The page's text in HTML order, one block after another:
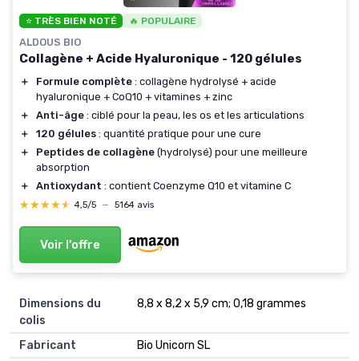
⭐ TRÈS BIEN NOTÉ 🔥 POPULAIRE
ALDOUS BIO
Collagène + Acide Hyaluronique - 120 gélules
＋ Formule complète : collagène hydrolysé + acide
hyaluronique + CoQ10 + vitamines + zinc
＋
Anti-âge : ciblé pour la peau, les os et les articulations
＋
120 gélules : quantité pratique pour une cure
＋
Peptides de collagène (hydrolysé) pour une meilleure
absorption
＋
Antioxydant : contient Coenzyme Q10 et vitamine C
★★★★★
★★★★★ 4,5/5 — 5164 avis
Voir l'offre
Dimensions du
colis
8,8 x 8,2 x 5,9 cm; 0,18 grammes
Fabricant
Bio Unicorn SL